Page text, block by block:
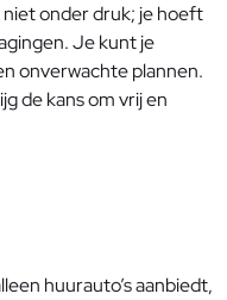
onder druk; je hoeft
Je kunt je
onverwachte plannen.
de kans om vrij en
huurauto’s aanbiedt,